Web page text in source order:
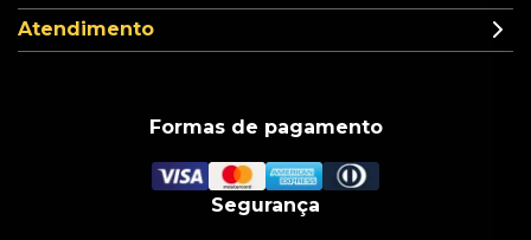
Atendimento
Formas de pagamento
Segurança